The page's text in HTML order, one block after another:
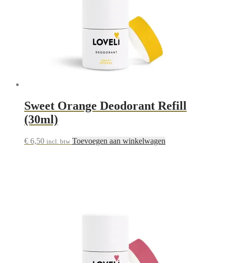
Sweet Orange Deodorant Refill
(30ml)
€ 6,50 incl. btw Toevoegen aan winkelwagen